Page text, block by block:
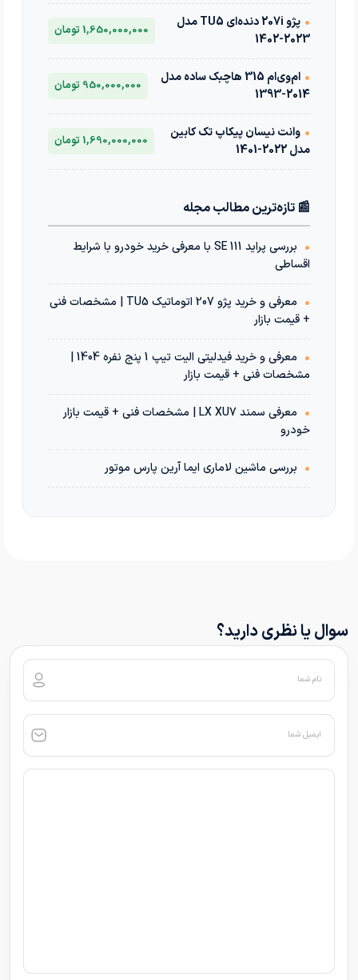
•
پژو 207i دنده‌ای TU5 مدل
2023-1402
1,650,000,000 تومان
•
ام‌وی‌ام 315 هاچبک ساده مدل
2014-1393
950,000,000 تومان
• وانت نیسان پیکاپ تک کابین
مدل 2022-1401
1,690,000,000 تومان
📰 تازه‌ترین مطالب مجله
•
بررسی پراید 111 SE با معرفی خرید خودرو با شرایط
اقساطی
•
معرفی و خرید پژو 207 اتوماتیک TU5 | مشخصات فنی
+ قیمت بازار
•
معرفی و خرید فیدلیتی الیت تیپ 1 پنج نفره 1404 |
مشخصات فنی + قیمت بازار
•
معرفی سمند LX XU7 | مشخصات فنی + قیمت بازار
خودرو
• بررسی ماشین لاماری ایما آرین پارس موتور
سوال یا نظری دارید؟
نام شما
ایمیل شما